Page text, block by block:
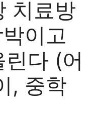
치료방
이고
다 (어
, 중학